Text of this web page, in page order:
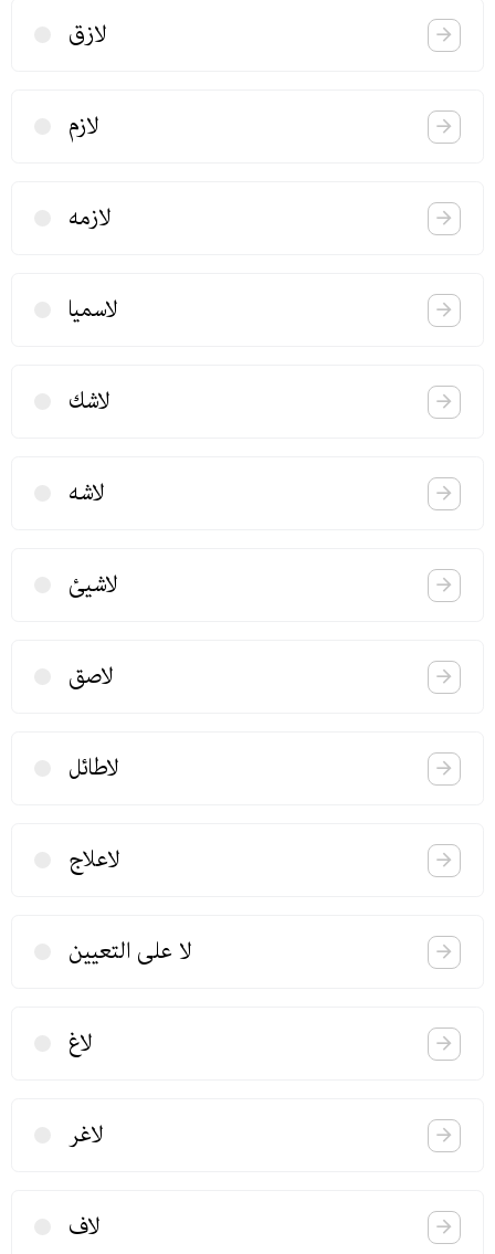
لازق
لازم
لازمه
لاسمیا
لاشك
لاشه
لاشیئ
لاصق
لاطائل
لاعلاج
لا علی التعیین
لاغ
لاغر
لاف